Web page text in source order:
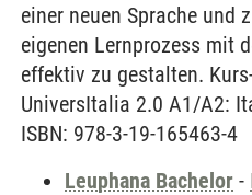
einer neuen Sprache und
eigenen Lernprozess mit
effektiv zu gestalten.
UniversItalia 2.0 A1/A2:
ISBN: 978-3-19-165463-4
Leuphana Bachelor -